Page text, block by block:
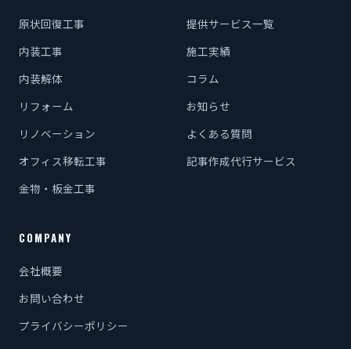
原状回復工事
内装工事
内装解体
リフォーム
リノベーション
オフィス移転工事
金物・板金工事
提供サービス一覧
施工実績
コラム
お知らせ
よくある質問
記事作成代行サービス
COMPANY
会社概要
お問い合わせ
プライバシーポリシー